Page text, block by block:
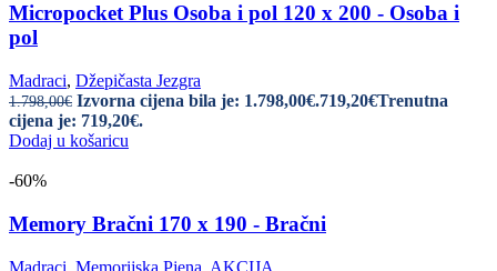
Micropocket Plus Osoba i pol 120 x 200 - Osoba i
pol
Madraci, Džepičasta Jezgra
1.798,00€ Izvorna cijena bila je: 1.798,00€.719,20€Trenutna
cijena je: 719,20€.
Dodaj u košaricu
-60%
Memory Bračni 170 x 190 - Bračni
Madraci Memorijska Pjena AKCIJA